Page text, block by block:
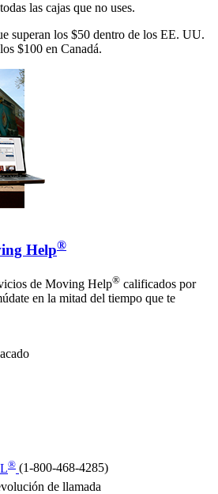
las cajas que no uses.
superan los $50 dentro de los EE. UU.
$100 en Canadá.
Help®
de Moving Help® calificados por
en la mitad del tiempo que te
® (1-800-468-4285)
de llamada